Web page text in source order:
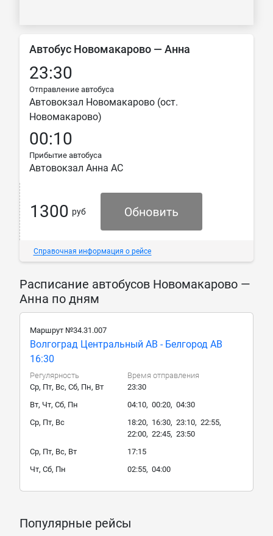
Автобус Новомакарово — Анна
23:30
Отправление автобуса
Автовокзал Новомакарово (ост.
Новомакарово)
00:10
Прибытие автобуса
Автовокзал Анна АС
1300 руб
Справочная информация о рейсе
Расписание автобусов Новомакарово —
Анна по дням
Маршрут №34.31.007
Волгоград Центральный АВ - Белгород АВ
16:30
Регулярность
Время отправления
Ср, Пт, Вс, Сб, Пн, Вт
23:30
Вт, Чт, Сб, Пн
04:10, 00:20, 04:30
Ср, Пт, Вс
18:20, 16:30, 23:10, 22:55,
22:00, 22:45, 23:50
Ср, Пт, Вс, Вт
17:15
Чт, Сб, Пн
02:55, 04:00
Популярные рейсы